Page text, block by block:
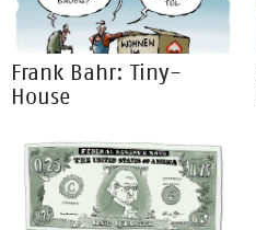
Frank Bahr: Tiny-
House